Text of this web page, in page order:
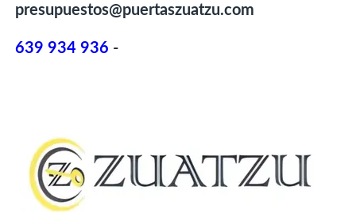
presupuestos@puertaszuatzu.com
639 934 936 -